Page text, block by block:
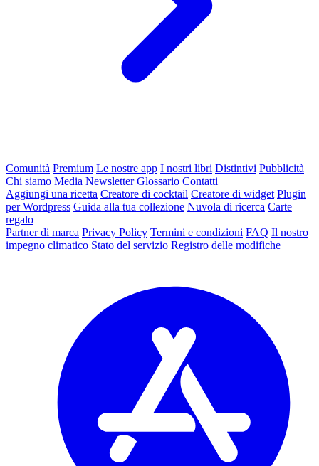
Comunità Premium Le nostre app I nostri libri Distintivi Pubblicità
Chi siamo Media Newsletter Glossario Contatti
Aggiungi una ricetta Creatore di cocktail Creatore di widget Plugin
per Wordpress Guida alla tua collezione Nuvola di ricerca Carte
regalo
Partner di marca Privacy Policy Termini e condizioni FAQ Il nostro
impegno climatico Stato del servizio Registro delle modifiche